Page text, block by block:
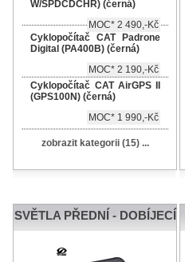
W/SPDCDCHR) (černá)
MOC* 2 490,-Kč
Cyklopočítač CAT Padrone
Digital (PA400B) (černá)
MOC* 2 190,-Kč
Cyklopočítač CAT AirGPS II
(GPS100N) (černá)
MOC* 1 990,-Kč
zobrazit kategorii (15) ...
SVĚTLA PŘEDNÍ - DOBÍJECÍ